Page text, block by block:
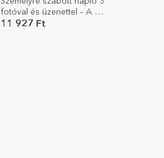
fotóval és üzenettel – A mi
szerelmi történetünk
11 927 Ft